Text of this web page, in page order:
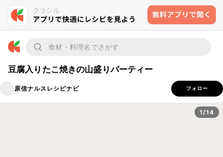
豆腐入りたこ焼きの山盛りパーティー
原信ナルスレシピナビ フォロー
1/14